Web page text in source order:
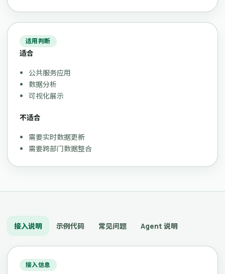
适用判断
适合
公共服务应用
数据分析
可视化展示
不适合
需要实时数据更新
需要跨部门数据整合
接入说明 示例代码 常见问题 Agent 说明
接入信息